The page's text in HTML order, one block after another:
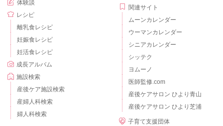
体験談
レシピ
離乳食レシピ
妊娠食レシピ
妊活食レシピ
成長アルバム
施設検索
産後ケア施設検索
産婦人科検索
婦人科検索
関連サイト
ムーンカレンダー
ウーマンカレンダー
シニアカレンダー
シッテク
ヨムーノ
医師監修.com
産後ケアサロン ひより青山
産後ケアサロン ひより芝浦
子育て支援団体